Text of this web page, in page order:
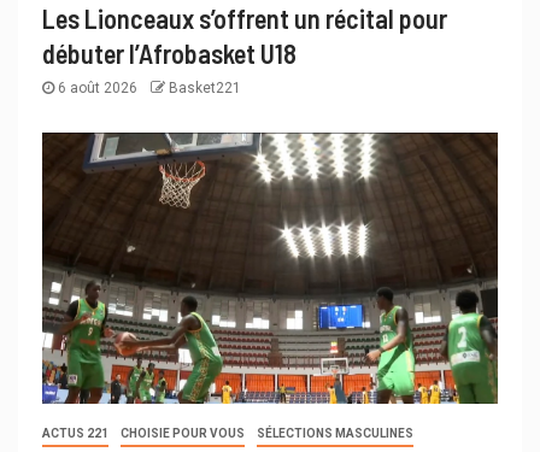
Les Lionceaux s’offrent un récital pour
débuter l’Afrobasket U18
6 août 2026 Basket221
ACTUS 221 CHOISIE POUR VOUS SÉLECTIONS MASCULINES